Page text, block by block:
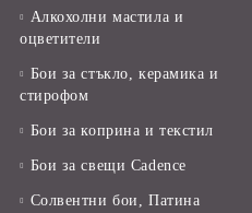
Алкохолни мастила и
оцветители
Бои за стъкло, керамика и
стирофом
Бои за коприна и текстил
Бои за свещи Cadence
Солвентни бои, Патина